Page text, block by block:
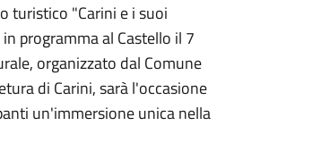
turistico "Carini e i suoi
programma al Castello il 7
organizzato dal Comune
di Carini, sarà l'occasione
un'immersione unica nella